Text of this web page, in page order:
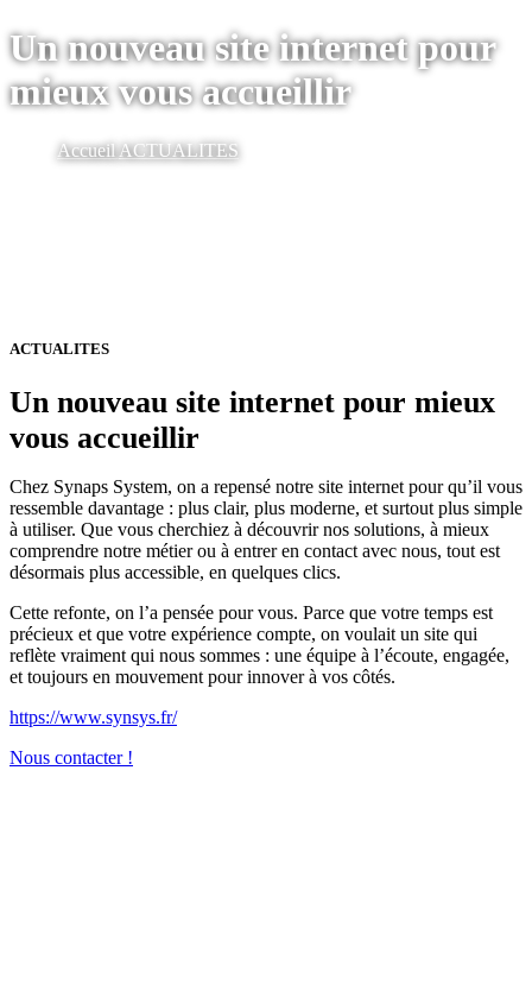
Un nouveau site internet pour
mieux vous accueillir
AccueilACTUALITES
ACTUALITES
Un nouveau site internet pour mieux
vous accueillir
Chez Synaps System, on a repensé notre site internet pour qu’il vous
ressemble davantage : plus clair, plus moderne, et surtout plus simple
à utiliser. Que vous cherchiez à découvrir nos solutions, à mieux
comprendre notre métier ou à entrer en contact avec nous, tout est
désormais plus accessible, en quelques clics.
Cette refonte, on l’a pensée pour vous. Parce que votre temps est
précieux et que votre expérience compte, on voulait un site qui
reflète vraiment qui nous sommes : une équipe à l’écoute, engagée,
et toujours en mouvement pour innover à vos côtés.
https://www.synsys.fr/
Nous contacter !